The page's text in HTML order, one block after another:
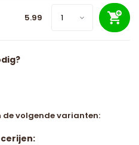
5.99
volgende varianten: